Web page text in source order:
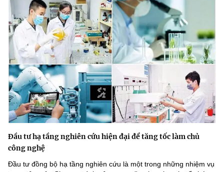
Đầu tư hạ tầng nghiên cứu hiện đại để tăng tốc làm chủ
công nghệ
Đầu tư đồng bộ hạ tầng nghiên cứu là một trong những nhiệm vụ